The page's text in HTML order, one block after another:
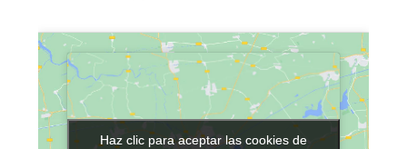
Haz clic para aceptar las cookies de
Haz clic para aceptar las cookies de